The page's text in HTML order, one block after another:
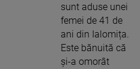
sunt aduse unei
femei de 41 de
ani din Ialomița.
Este bănuită că
și-a omorât